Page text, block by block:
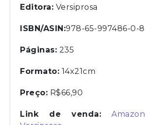
Editora: Versiprosa
ISBN/ASIN:978-65-997486-0-8
Páginas: 235
Formato: 14x21cm
Preço: R$66,90
Link de venda: Amazon